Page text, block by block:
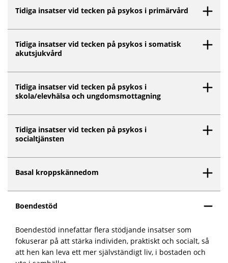
Tidiga insatser vid tecken på psykos i primärvård
Tidiga insatser vid tecken på psykos i somatisk
akutsjukvård
Tidiga insatser vid tecken på psykos i
skola/elevhälsa och ungdomsmottagning
Tidiga insatser vid tecken på psykos i
socialtjänsten
Basal kroppskännedom
Boendestöd
Boendestöd innefattar flera stödjande insatser som
fokuserar på att stärka individen, praktiskt och socialt, så
att hen kan leva ett mer självständigt liv, i bostaden och
Inget innehåll matchar dina valda filter.